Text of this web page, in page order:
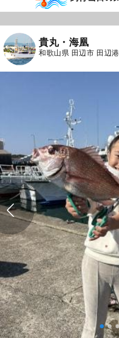
貴丸・海凰
和歌山県 田辺市 田辺港